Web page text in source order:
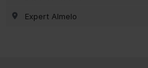
Expert Almelo